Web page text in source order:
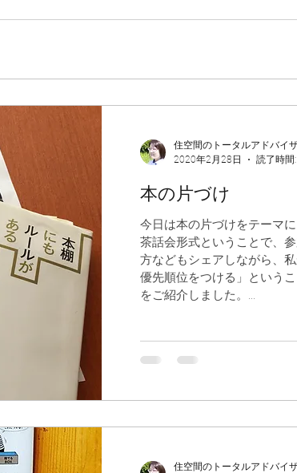
住空間のトータルアドバ
2020年2月28日
読了時間
本の片づけ
今日は本の片づけをテーマ
茶話会形式ということで、
方などもシェアしながら、
優先順位をつける」という
をご紹介しました。...
住空間のトータルアドバ